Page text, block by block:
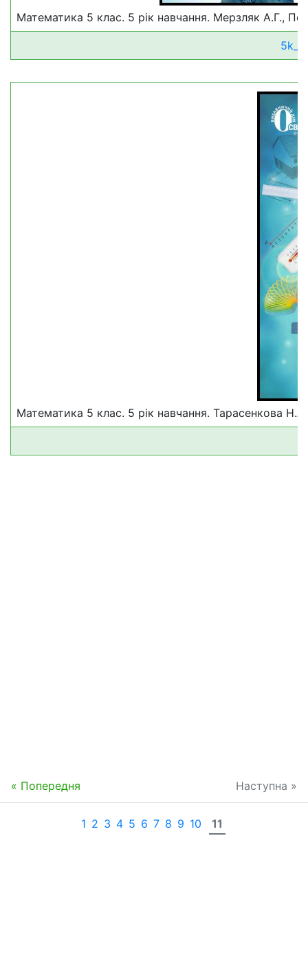
Математика 5 клас. 5 рік навчання. Мерзляк А.Г.,
Математика 5 клас. 5 рік навчання. Тарасенкова
« Попередня Наступна »
1 2 3 4 5 6 7 8 9 10 11